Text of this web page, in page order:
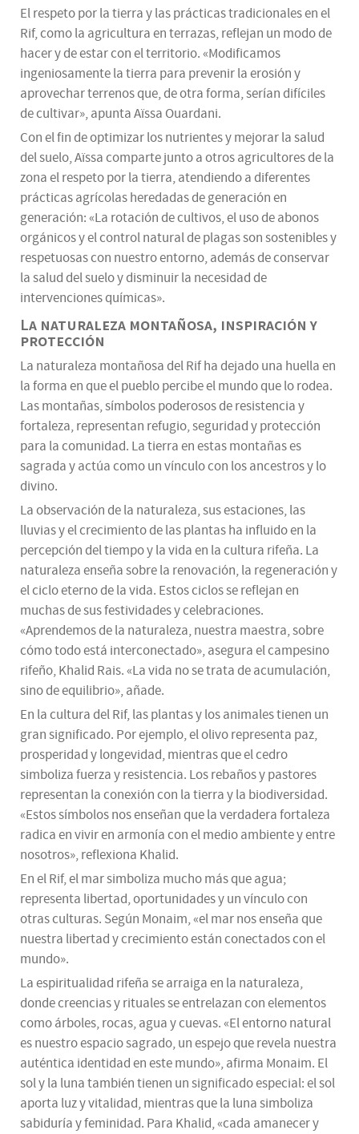
El respeto por la tierra y las prácticas tradicionales en el
Rif, como la agricultura en terrazas, reflejan un modo de
hacer y de estar con el territorio. «Modificamos
ingeniosamente la tierra para prevenir la erosión y
aprovechar terrenos que, de otra forma, serían difíciles
de cultivar», apunta Aïssa Ouardani.
Con el fin de optimizar los nutrientes y mejorar la salud
del suelo, Aïssa comparte junto a otros agricultores de la
zona el respeto por la tierra, atendiendo a diferentes
prácticas agrícolas heredadas de generación en
generación: «La rotación de cultivos, el uso de abonos
orgánicos y el control natural de plagas son sostenibles y
respetuosas con nuestro entorno, además de conservar
la salud del suelo y disminuir la necesidad de
intervenciones químicas».
La naturaleza montañosa, inspiración y
protección
La naturaleza montañosa del Rif ha dejado una huella en
la forma en que el pueblo percibe el mundo que lo rodea.
Las montañas, símbolos poderosos de resistencia y
fortaleza, representan refugio, seguridad y protección
para la comunidad. La tierra en estas montañas es
sagrada y actúa como un vínculo con los ancestros y lo
divino.
La observación de la naturaleza, sus estaciones, las
lluvias y el crecimiento de las plantas ha influido en la
percepción del tiempo y la vida en la cultura rifeña. La
naturaleza enseña sobre la renovación, la regeneración y
el ciclo eterno de la vida. Estos ciclos se reflejan en
muchas de sus festividades y celebraciones.
«Aprendemos de la naturaleza, nuestra maestra, sobre
cómo todo está interconectado», asegura el campesino
rifeño, Khalid Rais. «La vida no se trata de acumulación,
sino de equilibrio», añade.
En la cultura del Rif, las plantas y los animales tienen un
gran significado. Por ejemplo, el olivo representa paz,
prosperidad y longevidad, mientras que el cedro
simboliza fuerza y resistencia. Los rebaños y pastores
representan la conexión con la tierra y la biodiversidad.
«Estos símbolos nos enseñan que la verdadera fortaleza
radica en vivir en armonía con el medio ambiente y entre
nosotros», reflexiona Khalid.
En el Rif, el mar simboliza mucho más que agua;
representa libertad, oportunidades y un vínculo con
otras culturas. Según Monaim, «el mar nos enseña que
nuestra libertad y crecimiento están conectados con el
mundo».
La espiritualidad rifeña se arraiga en la naturaleza,
donde creencias y rituales se entrelazan con elementos
como árboles, rocas, agua y cuevas. «El entorno natural
es nuestro espacio sagrado, un espejo que revela nuestra
auténtica identidad en este mundo», afirma Monaim. El
sol y la luna también tienen un significado especial: el sol
aporta luz y vitalidad, mientras que la luna simboliza
sabiduría y feminidad. Para Khalid, «cada amanecer y